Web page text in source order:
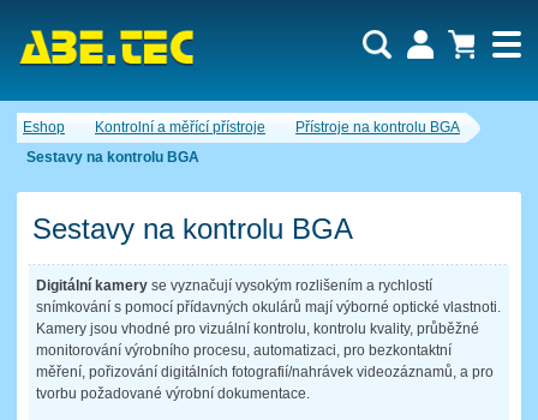
Eshop Kontrolní a měřící přístroje
Přístroje na kontrolu BGA
Sestavy na kontrolu BGA
Sestavy na kontrolu BGA
Digitální kamery se vyznačují vysokým rozlišením a rychlostí
snímkování s pomocí přídavných okulárů mají výborné optické vlastnoti.
Kamery jsou vhodné pro vizuální kontrolu, kontrolu kvality, průběžné
monitorování výrobního procesu, automatizaci, pro bezkontaktní
měření, pořizování digitálních fotografií/nahrávek videozáznamů, a pro
tvorbu požadované výrobní dokumentace.
Nákupní košík je momentálně prázdný.
Počet produktů:0
Cena celkem:
Uživatel:
Heslo:
Zapomenuté heslo Nová registrace